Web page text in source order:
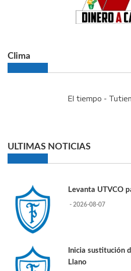
Clima
El tiempo -
ULTIMAS NOTICIAS
Levanta UTVCO
- 2026-08-07
Inicia sustitución
Llano